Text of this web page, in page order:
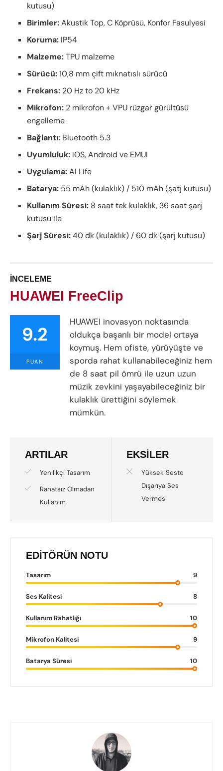
kutusu)
Birimler:Akustik Top, C Köprüsü, Konfor Fasulyesi
Koruma: IP54
Malzeme:TPU malzeme
Sürücü:10,8 mm çift mıknatıslı sürücü
Frekans: 20 Hz to 20 kHz
Mikrofon: 2 mikrofon + VPU rüzgar gürültüsü
engelleme
Bağlantı: Bluetooth 5.3
Uyumluluk: iOS, Android ve EMUI
Uygulama:AI Life
Batarya: 55 mAh (kulaklık) / 510 mAh (şatj kutusu)
Kullanım Süresi: 8 saat tek kulaklık, 36 saat şarj
kutusu ile
Şarj Süresi:40 dk (kulaklık) / 60 dk (şarj kutusu)
İNCELEME
HUAWEI FreeClip
9.2
PUAN
HUAWEI inovasyon noktasında
oldukça başarılı bir model ortaya
koymuş. Hem ofiste, yürüyüşte ve
sporda rahat kullanabileceğiniz hem
de 8 saat pil ömrü ile uzun uzun
müzik zevkini yaşayabileceğiniz bir
kulaklık ürettiğini söylemek
mümkün.
ARTILAR
Yenilikçi Tasarım
Rahatsız Olmadan
Kullanım
EKSİLER
Yüksek Seste
Dışarıya Ses
Vermesi
EDITÖRÜN NOTU
Tasarım 9
Ses Kalitesi 8
Kullanım Rahatlığı 10
Mikrofon Kalitesi 9
Batarya Süresi 10